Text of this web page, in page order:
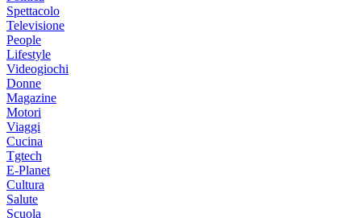
Spettacolo
Televisione
People
Lifestyle
Videogiochi
Donne
Magazine
Motori
Viaggi
Cucina
Tgtech
E-Planet
Cultura
Salute
Scuola